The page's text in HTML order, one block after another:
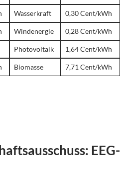
Wasserkraft 0,30 Cent/kWh
Windenergie 0,28 Cent/kWh
Photovoltaik 1,64 Cent/kWh
Biomasse 7,71 Cent/kWh
EEG-